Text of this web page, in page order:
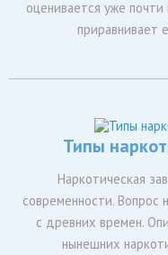
оценивается уже
приравнивает
Типы
Наркотическая
современности. Вопрос
с древних времен.
нынешних